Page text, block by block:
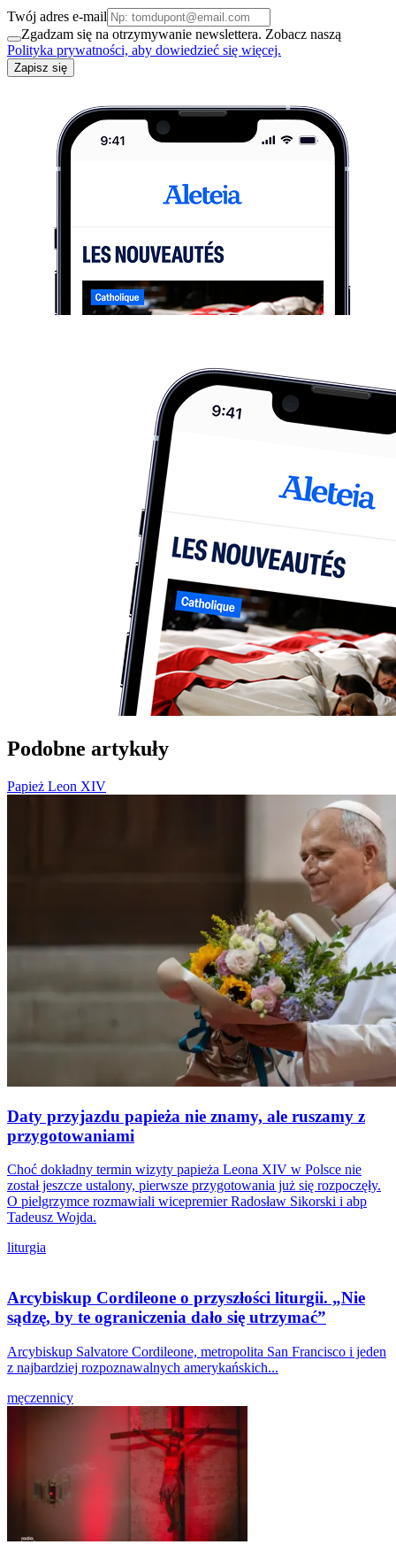
Twój adres e-mail
Zgadzam się na otrzymywanie newslettera. Zobacz naszą
Polityka prywatności, aby dowiedzieć się więcej.
Zapisz się
Podobne artykuły
Papież Leon XIV
Daty przyjazdu papieża nie znamy, ale ruszamy z
przygotowaniami
Choć dokładny termin wizyty papieża Leona XIV w Polsce nie
został jeszcze ustalony, pierwsze przygotowania już się rozpoczęły.
O pielgrzymce rozmawiali wicepremier Radosław Sikorski i abp
Tadeusz Wojda.
liturgia
Arcybiskup Cordileone o przyszłości liturgii. „Nie
sądzę, by te ograniczenia dało się utrzymać”
Arcybiskup Salvatore Cordileone, metropolita San Francisco i jeden
z najbardziej rozpoznawalnych amerykańskich...
męczennicy